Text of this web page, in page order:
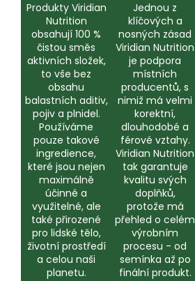
Produkty Viridian
Nutrition
obsahují 100 %
čistou směs
aktivních složek,
to vše bez
obsahu
balastních aditiv,
pojiv a plnidel.
Používáme
pouze takové
ingredience,
které jsou nejen
maximálně
účinné a
využitelné, ale
také přirozené
pro lidské tělo,
životní prostředí
a celou naši
planetu.
Jednou z
klíčových a
nosných zásad
Viridian Nutrition
je podpora
místních
producentů, s
nimiž má velmi
korektní,
dlouhodobé a
férové vztahy.
Viridian Nutrition
tak garantuje
kvalitu svých
doplňků,
protože má
přehled o celém
výrobním
procesu - od
semínka až po
finální produkt.